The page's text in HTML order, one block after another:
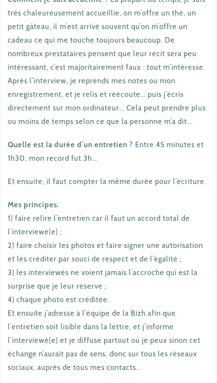
très chaleureusement accueillie, on m’offre un thé, un
petit gâteau, il m’est arrivé souvent qu’on m’offre un
cadeau ce qui me touche toujours beaucoup. De
nombreux prestataires pensent que leur récit sera peu
intéressant, c’est majoritairement faux : tout m’intéresse.
Après l’interview, je reprends mes notes ou mon
enregistrement, et je relis et réécoute… puis j’écris
directement sur mon ordinateur… Cela peut prendre plus
ou moins de temps selon ce que la personne m’a dit…
Quelle est la durée d’un entretien ? Entre 45 minutes et
1h30, mon record fut 3h…
Et ensuite, il faut compter la même durée pour l’écriture.
Mes principes.
1) faire relire l’entretien car il faut un accord total de
l’interviewé(e) ;
2) faire choisir les photos et faire signer une autorisation
et les créditer par souci de respect et de l’égalité ;
3) les interviewés ne voient jamais l’accroche qui est la
surprise que je leur réserve ;
4) chaque photo est créditée.
Et ensuite j’adresse à l’équipe de la Bizh afin que
l’entretien soit lisible dans la lettre, et j’informe
l’interviewé(e) et je diffuse partout où je peux sinon cet
échange n’aurait pas de sens, donc sur tous les réseaux
sociaux, auprès de tous mes contacts…